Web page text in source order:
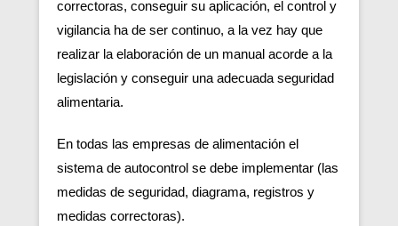
correctoras, conseguir su aplicación, el control y
vigilancia ha de ser continuo, a la vez hay que
realizar la elaboración de un manual acorde a la
legislación y conseguir una adecuada seguridad
alimentaria.
En todas las empresas de alimentación el
sistema de autocontrol se debe implementar (las
medidas de seguridad, diagrama, registros y
medidas correctoras).